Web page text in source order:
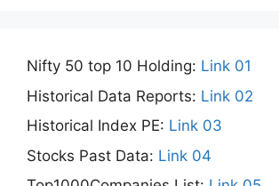
Nifty 50 top 10 Holding: Link 01
Historical Data Reports: Link 02
Historical Index PE: Link 03
Stocks Past Data: Link 04